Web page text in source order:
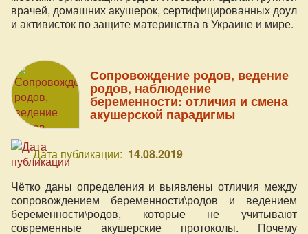
врачей, домашних акушерок, сертифицированных доул
и активисток по защите материнства в Украине и мире.
Сопровождение родов, ведение
родов, наблюдение
беременности: отличия и смена
акушерской парадигмы
Дата публикации: 14.08.2019
Чётко даны определения и выявлены отличия между
сопровождением беременности\родов и ведением
беременности\родов, которые не учитывают
современные акушерские протоколы. Почему